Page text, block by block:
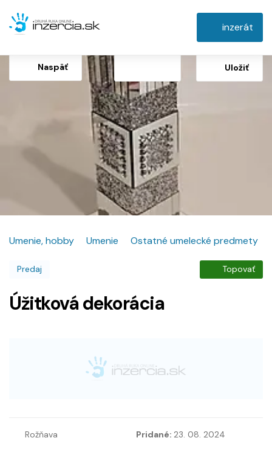
inzerát
Naspäť Uložiť
Umenie, hobby Umenie Ostatné umelecké predmety
Predaj Topovať
Úžitková dekorácia
Rožňava Pridané: 23. 08. 2024